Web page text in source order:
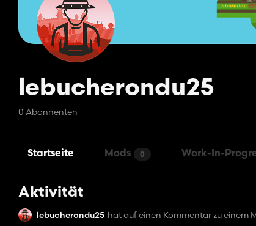
lebucherondu25
0 Abonnenten
Startseite Mods 0 Work-In-
Aktivität
lebucherondu25 hat auf einen Kommentar zu einem